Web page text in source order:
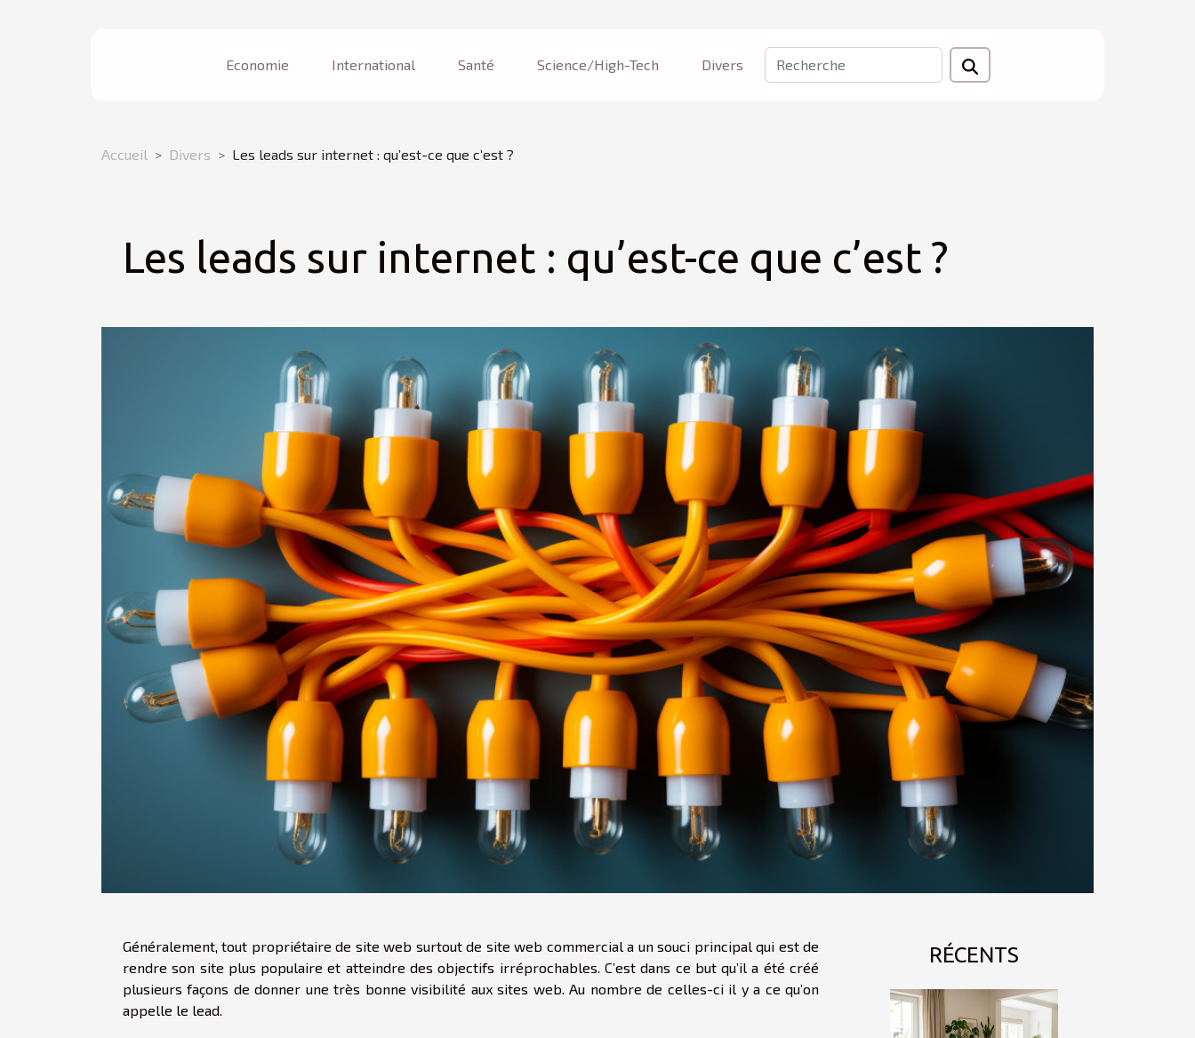
Economie International Santé Science/High-Tech Divers
Accueil Divers Les leads sur internet : qu’est-ce que c’est ?
Les leads sur internet : qu’est-ce que c’est ?
Généralement, tout propriétaire de site web surtout de site web commercial a un souci principal qui est de
rendre son site plus populaire et atteindre des objectifs irréprochables. C’est dans ce but qu’il a été créé
plusieurs façons de donner une très bonne visibilité aux sites web. Au nombre de celles-ci il y a ce qu’on
appelle le lead.
RÉCENTS